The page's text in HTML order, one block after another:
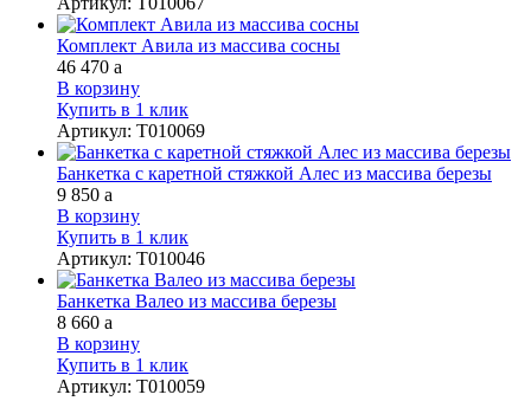
Комплект Авила из массива сосны
46 470 a
В корзину
Купить в 1 клик
Артикул: Т010069
Банкетка с каретной стяжкой Алес из массива березы
9 850 a
В корзину
Купить в 1 клик
Артикул: Т010046
Банкетка Валео из массива березы
8 660 a
В корзину
Купить в 1 клик
Артикул: Т010059